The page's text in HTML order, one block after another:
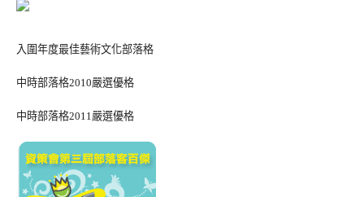
入圍年度最佳藝術文化部落格
中時部落格2010嚴選優格
中時部落格2011嚴選優格